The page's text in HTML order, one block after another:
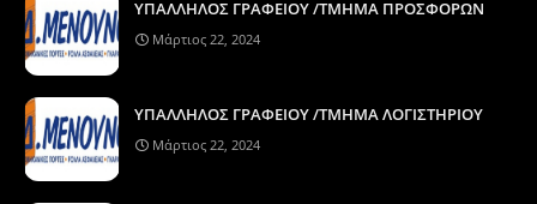
ΥΠΑΛΛΗΛΟΣ ΓΡΑΦΕΙΟΥ /ΤΜΗΜΑ ΠΡΟΣΦΟΡΩΝ
Μάρτιος 22, 2024
ΥΠΑΛΛΗΛΟΣ ΓΡΑΦΕΙΟΥ /ΤΜΗΜΑ ΛΟΓΙΣΤΗΡΙΟΥ
Μάρτιος 22, 2024